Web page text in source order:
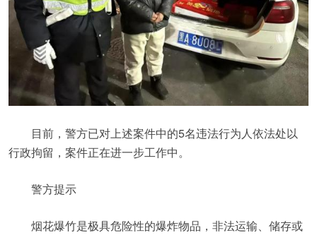
目前，警方已对上述案件中的5名违法行为人依法处以
行政拘留，案件正在进一步工作中。
警方提示
烟花爆竹是极具危险性的爆炸物品，非法运输、储存或